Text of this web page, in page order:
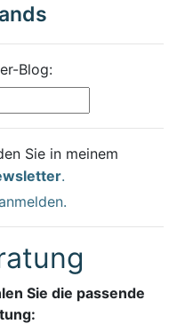
Blog:
Sie in meinem
.
Sie die passende